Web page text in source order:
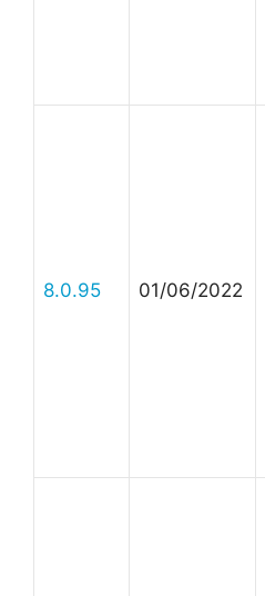
8.0.95 01/06/2022